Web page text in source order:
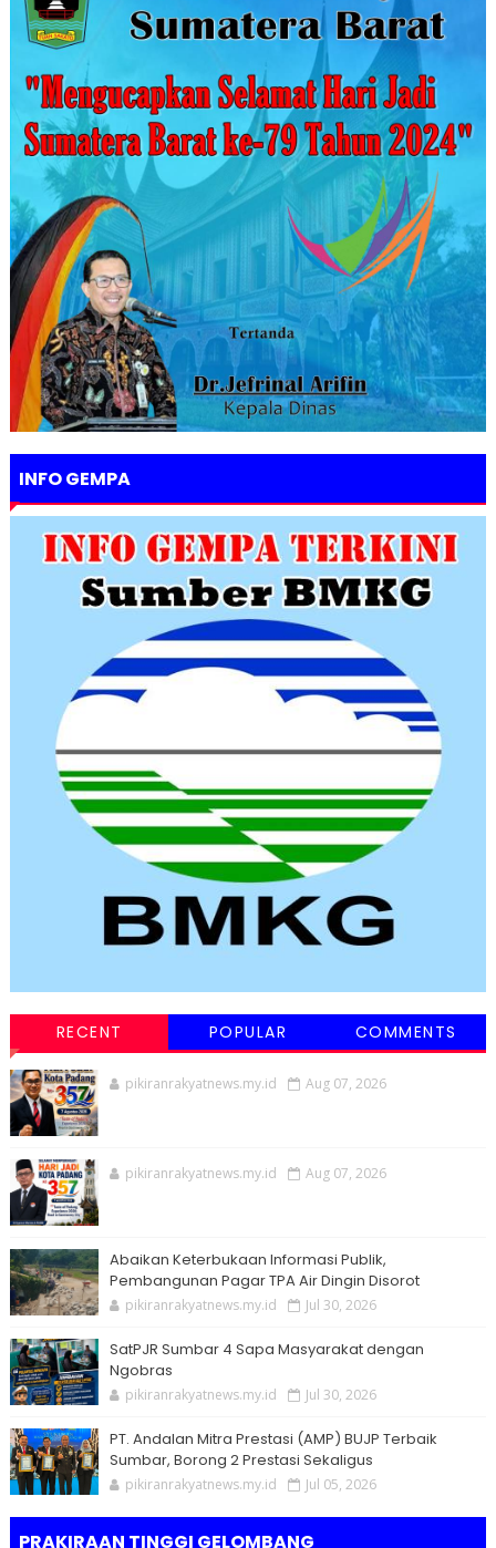
INFO GEMPA
RECENT POPULAR COMMENTS
pikiranrakyatnews.my.id Aug 07, 2026
pikiranrakyatnews.my.id Aug 07, 2026
Abaikan Keterbukaan Informasi Publik,
Pembangunan Pagar TPA Air Dingin Disorot
pikiranrakyatnews.my.id Jul 30, 2026
SatPJR Sumbar 4 Sapa Masyarakat dengan
Ngobras
pikiranrakyatnews.my.id Jul 30, 2026
PT. Andalan Mitra Prestasi (AMP) BUJP Terbaik
Sumbar, Borong 2 Prestasi Sekaligus
pikiranrakyatnews.my.id Jul 05, 2026
PRAKIRAAN TINGGI GELOMBANG